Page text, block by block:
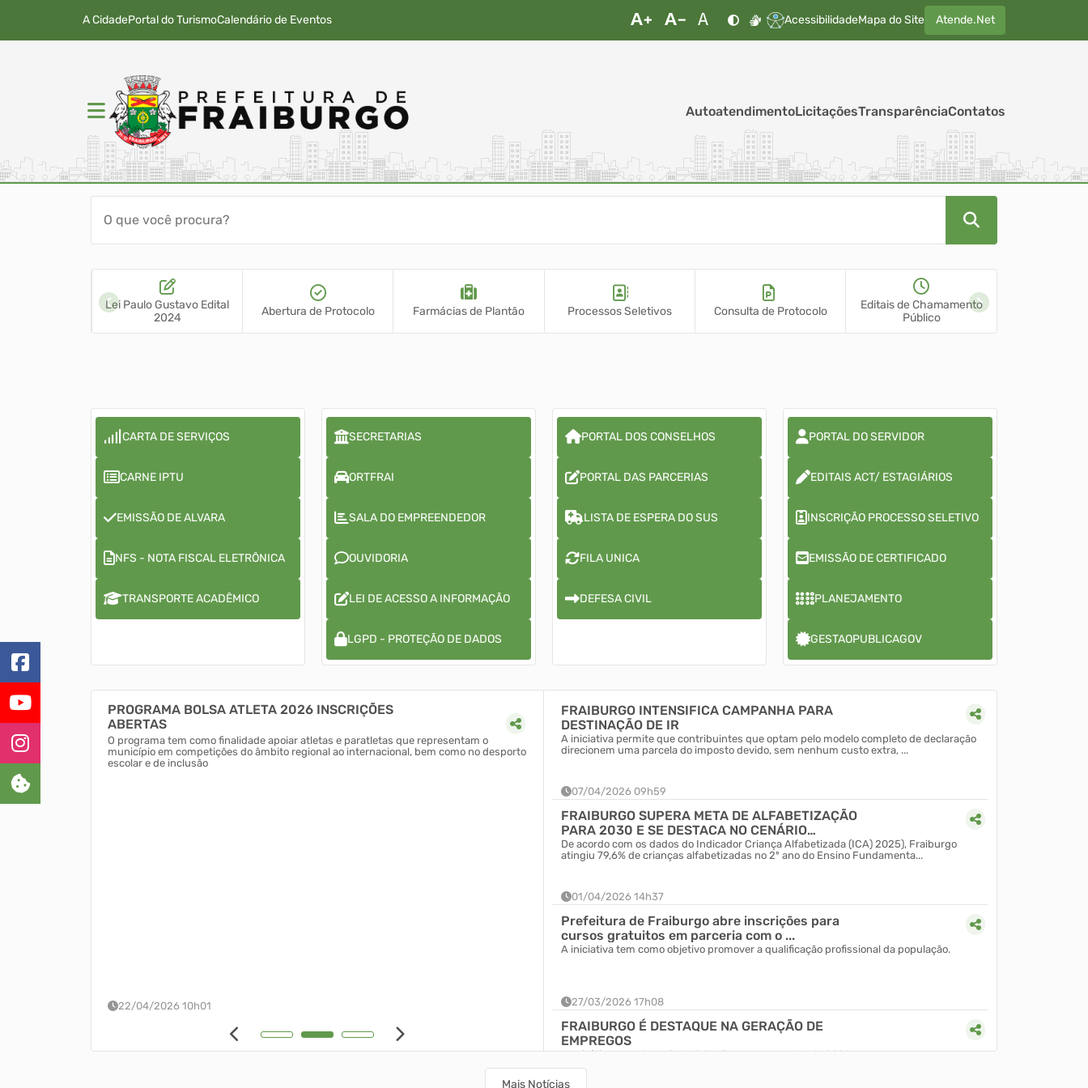
A CidadePortal do TurismoCalendário de Eventos AcessibilidadeMapa do Site Atende.Net
AutoatendimentoLicitaçõesTransparênciaContatos
Lei Paulo Gustavo Edital
2024
Abertura de Protocolo Farmácias de Plantão Processos Seletivos Consulta de Protocolo
Editais de Chamamento
Público
CARTA DE SERVIÇOS
CARNE IPTU
EMISSÃO DE ALVARA
NFS - NOTA FISCAL ELETRÔNICA
TRANSPORTE ACADÊMICO
SECRETARIAS
ORTFRAI
SALA DO EMPREENDEDOR
OUVIDORIA
LEI DE ACESSO A INFORMAÇÃO
LGPD - PROTEÇÃO DE DADOS
PORTAL DOS CONSELHOS
PORTAL DAS PARCERIAS
LISTA DE ESPERA DO SUS
FILA UNICA
DEFESA CIVIL
PORTAL DO SERVIDOR
EDITAIS ACT/ ESTAGIÁRIOS
INSCRIÇÃO PROCESSO SELETIVO
EMISSÃO DE CERTIFICADO
PLANEJAMENTO
GESTAOPUBLICAGOV
PROGRAMA BOLSA ATLETA 2026 INSCRIÇÕES
ABERTAS
O programa tem como finalidade apoiar atletas e paratletas que representam o
município em competições do âmbito regional ao internacional, bem como no desporto
escolar e de inclusão
22/04/2026 10h01
CREDENCIAMENTO ABERTO PARA EMPRESAS
OPERAREM O JURO ZERO
O programa tem como objetivo fomentar o empreendedorismo local, oferecendo
microcrédito sem incidência de juros para MEIs, Microempresas e Empresas de
08/04/2026 09h40
INSCRIÇÕES
ZERO
FRAIBURGO INTENSIFICA CAMPANHA PARA
DESTINAÇÃO DE IR
A iniciativa permite que contribuintes que optam pelo modelo completo de declaração
direcionem uma parcela do imposto devido, sem nenhum custo extra, ...
07/04/2026 09h59
FRAIBURGO SUPERA META DE ALFABETIZAÇÃO
PARA 2030 E SE DESTACA NO CENÁRIO
ESTADUA...
De acordo com os dados do Indicador Criança Alfabetizada (ICA) 2025), Fraiburgo
atingiu 79,6% de crianças alfabetizadas no 2º ano do Ensino Fundamenta...
01/04/2026 14h37
Prefeitura de Fraiburgo abre inscrições para
cursos gratuitos em parceria com o ...
A iniciativa tem como objetivo promover a qualificação profissional da população.
27/03/2026 17h08
FRAIBURGO É DESTAQUE NA GERAÇÃO DE
EMPREGOS
Município acumula mais de 2,5 mil novas vagas desde 2021
Mais Notícias